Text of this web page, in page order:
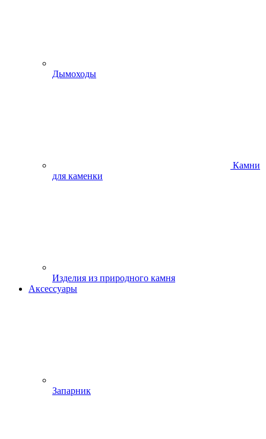
Дымоходы
Камни
для каменки
Изделия из природного камня
Аксессуары
Запарник